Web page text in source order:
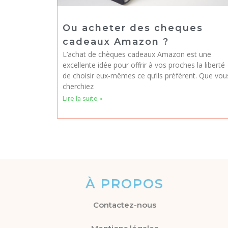
Ou acheter des cheques
cadeaux Amazon ?
L’achat de chèques cadeaux Amazon est une
excellente idée pour offrir à vos proches la liberté
de choisir eux-mêmes ce qu’ils préfèrent. Que
cherchiez
Lire la suite »
À PROPOS
Contactez-nous